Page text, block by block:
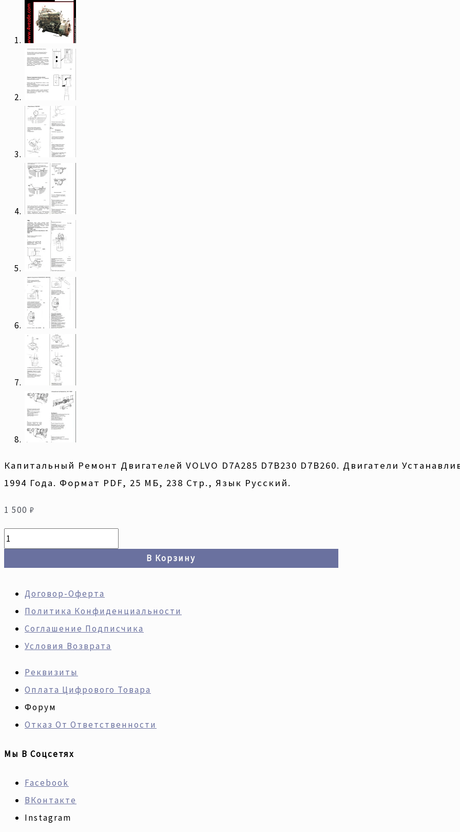
Капитальный Ремонт Двигателей VOLVO D7A285 D7B230 D7B260. Двигатели
1994 Года. Формат PDF, 25 МБ, 238 Стр., Язык Русский.
1 500 ₽
В Корзину
Договор-Оферта
Политика Конфиденциальности
Соглашение Подписчика
Условия Возврата
Реквизиты
Оплата Цифрового Товара
Форум
Отказ От Ответственности
Мы В Соцсетях
Facebook
ВКонтакте
Instagram